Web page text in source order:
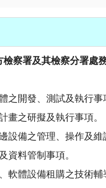
察署及其檢察分署處
之開發、測試及執行事
畫之研擬及執行事項。
設備之管理、操作及維
資料管制事項。
軟體設備租購之技術輔